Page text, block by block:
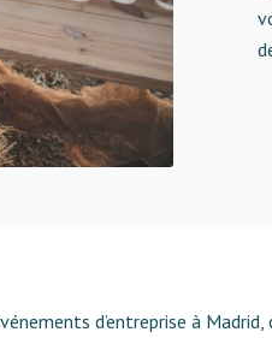
d’entreprise à